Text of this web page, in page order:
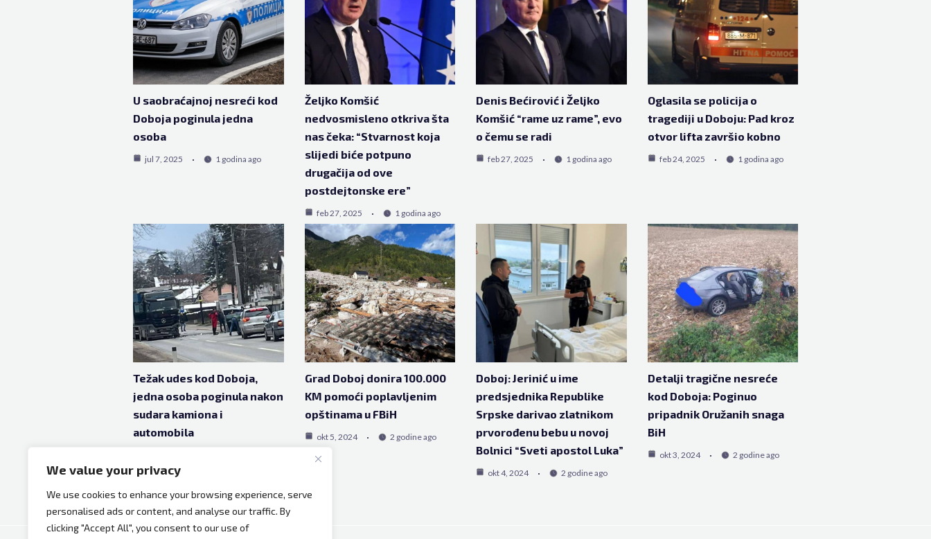
We value your privacy
We use cookies to enhance your browsing experience, serve
personalised ads or content, and analyse our traffic. By
clicking "Accept All", you consent to our use of
U saobraćajnoj nesreći kod
Doboja poginula jedna
osoba
jul 7, 2025 1 godina ago
Željko Komšić
nedvosmisleno otkriva šta
nas čeka: “Stvarnost koja
slijedi biće potpuno
drugačija od ove
postdejtonske ere”
feb 27, 2025 1 godina ago
Denis Bećirović i Željko
Komšić “rame uz rame”, evo
o čemu se radi
feb 27, 2025 1 godina ago
Oglasila se policija o
tragediji u Doboju: Pad kroz
otvor lifta završio kobno
feb 24, 2025 1 godina ago
Težak udes kod Doboja,
jedna osoba poginula nakon
sudara kamiona i
automobila
Grad Doboj donira 100.000
KM pomoći poplavljenim
opštinama u FBiH
okt 5, 2024 2 godine ago
Doboj: Јerinić u ime
predsjednika Republike
Srpske darivao zlatnikom
prvorođenu bebu u novoj
Bolnici “Sveti apostol Luka”
okt 4, 2024 2 godine ago
Detalji tragične nesreće
kod Doboja: Poginuo
pripadnik Oružanih snaga
BiH
okt 3, 2024 2 godine ago